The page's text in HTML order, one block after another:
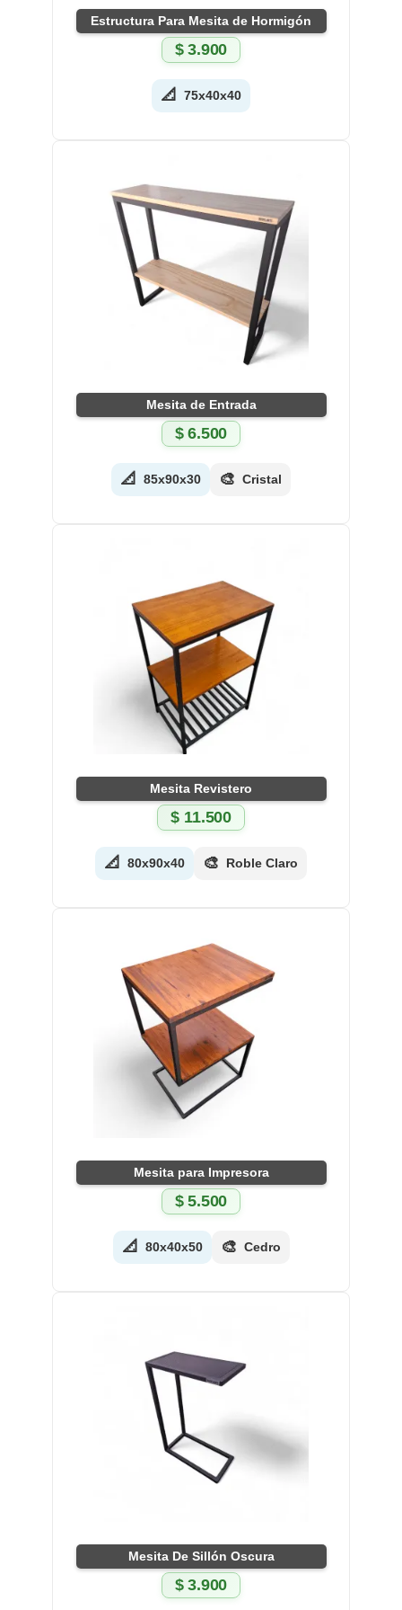
Estructura Para Mesita de Hormigón
$3.900
📐 75x40x40
Mesita de Entrada
$6.500
📐 85x90x30 🎨 Cristal
Mesita Revistero
$11.500
📐 80x90x40 🎨 Roble Claro
Mesita para Impresora
$5.500
📐 80x40x50 🎨 Cedro
Mesita De Sillón Oscura
$3.900